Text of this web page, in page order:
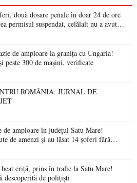
două dosare penale în doar 24 de ore
permisul suspendat, celălalt nu a avut
de amploare la granița cu Ungaria!
peste 300 de mașini, verificate
ROMÂNIA: JURNAL DE
amploare în județul Satu Mare!
de amenzi și au lăsat 14 șoferi fără
zi
criță, prins în trafic la Satu Mare!
descoperită de polițiști